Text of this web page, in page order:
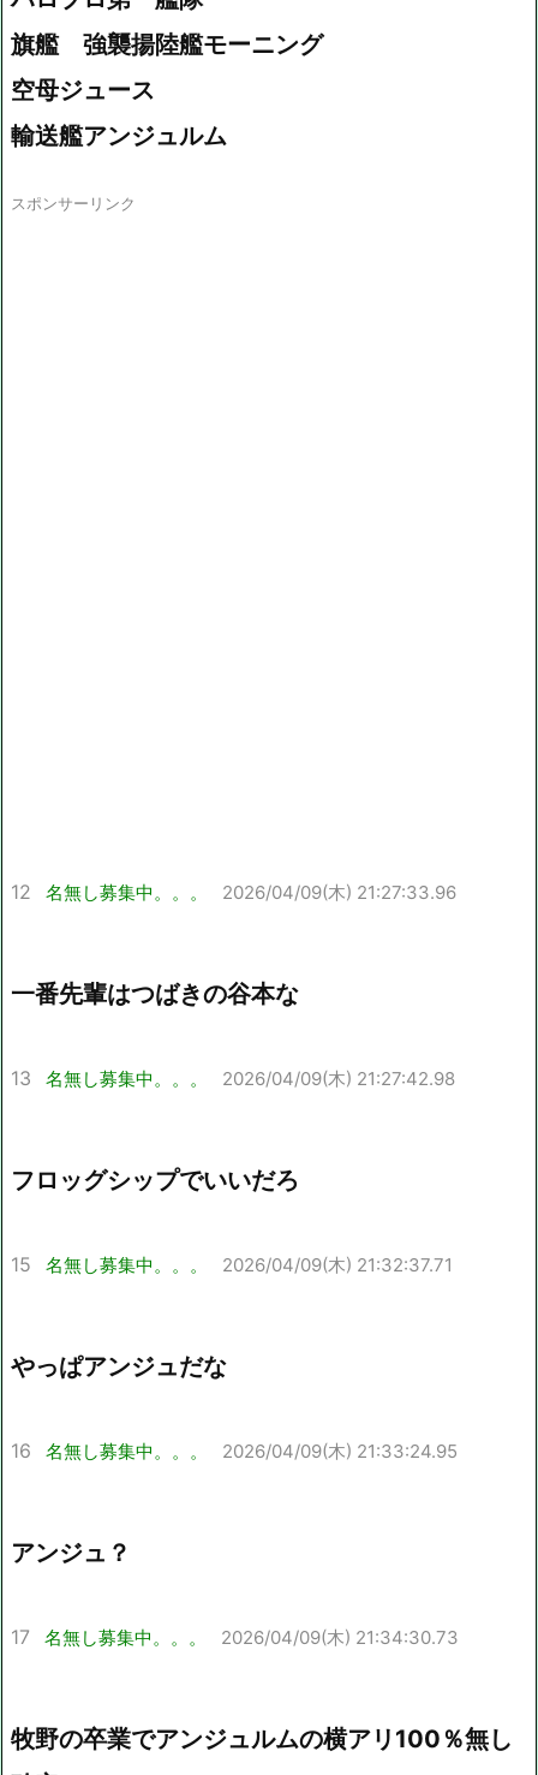
旗艦 強襲揚陸艦モーニング
空母ジュース
輸送艦アンジュルム
スポンサーリンク
12 名無し募集中。。。 2026/04/09(木) 21:27:33.96
一番先輩はつばきの谷本な
13 名無し募集中。。。 2026/04/09(木) 21:27:42.98
フロッグシップでいいだろ
15 名無し募集中。。。 2026/04/09(木) 21:32:37.71
やっぱアンジュだな
16 名無し募集中。。。 2026/04/09(木) 21:33:24.95
アンジュ？
17 名無し募集中。。。 2026/04/09(木) 21:34:30.73
牧野の卒業でアンジュルムの横アリ100％無し